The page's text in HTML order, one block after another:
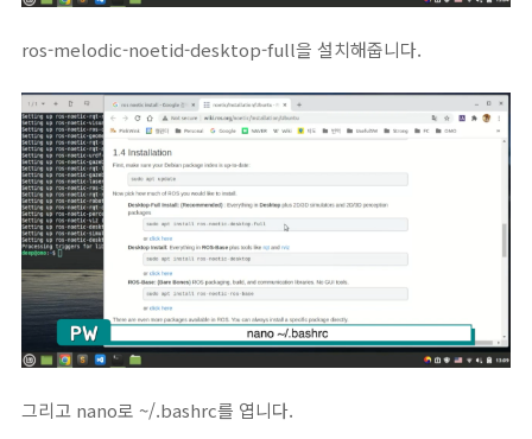
ros-melodic-noetid-desktop-full을 설치해줍니다.
그리고 nano로 ~/.bashrc를 엽니다.